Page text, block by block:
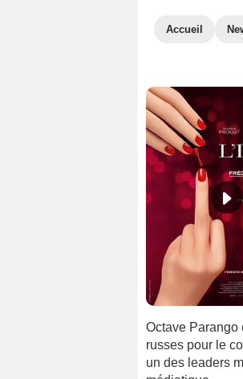
Accueil
Octave Parango
russes pour le
un des leaders